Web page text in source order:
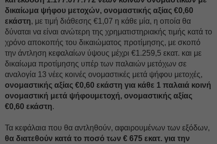
δικαίωμα ψήφου μετοχών, ονομαστικής αξίας €0,60
εκάστη, με τιμή διάθεσης €1,07 η κάθε μία, η οποία θα
δύναται να είναι ανώτερη της χρηματιστηριακής τιμής κατά το
χρόνο αποκοπής του δικαιώματος προτίμησης, με σκοπό
την άντληση κεφαλαίων ύψους μέχρι €1.259,5 εκατ. και με
δικαίωμα προτίμησης υπέρ των παλαιών μετόχων σε
αναλογία 13 νέες κοινές ονομαστικές μετά ψήφου μετοχές,
ονομαστικής αξίας €0,60 εκάστη για κάθε 1 παλαιά κοινή
ονομαστική μετά ψήφουμετοχή, ονομαστικής αξίας
€0,60 εκάστη.
Τα κεφάλαια που θα αντληθούν, αφαιρουμένων των εξόδων,
θα διατεθούν κατά το ποσό των € 675 εκατ. για την